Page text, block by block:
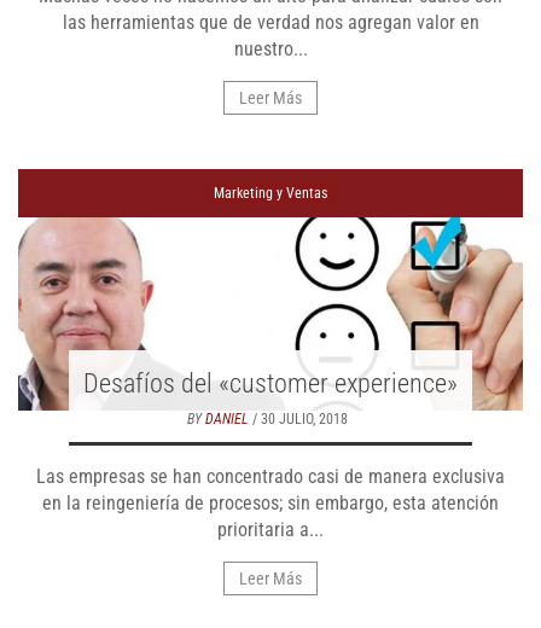
las herramientas que de verdad nos agregan valor en
nuestro...
Leer Más
Marketing y Ventas
Desafíos del «customer experience»
BYDANIEL / 30 JULIO, 2018
Las empresas se han concentrado casi de manera exclusiva
en la reingeniería de procesos; sin embargo, esta atención
prioritaria a...
Leer Más